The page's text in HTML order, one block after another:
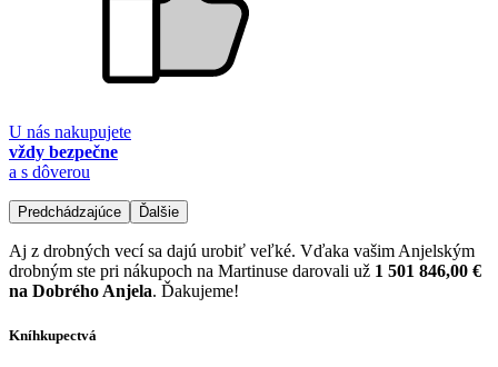
U nás nakupujete
vždy bezpečne
a s dôverou
Predchádzajúce Ďalšie
Aj z drobných vecí sa dajú urobiť veľké. Vďaka vašim Anjelským
drobným ste pri nákupoch na Martinuse darovali už 1 501 846,00 €
na Dobrého Anjela. Ďakujeme!
Kníhkupectvá